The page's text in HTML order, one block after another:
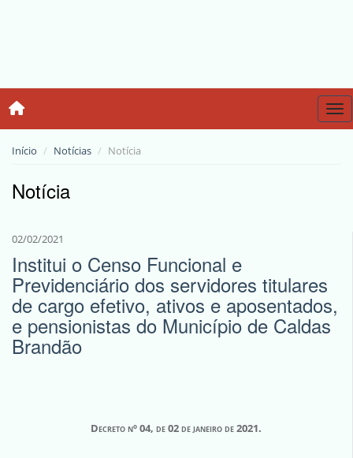
Início Notícias Notícia
Notícia
02/02/2021
Institui o Censo Funcional e
Previdenciário dos servidores titulares
de cargo efetivo, ativos e aposentados,
e pensionistas do Município de Caldas
Brandão
Decreto nº 04, de 02 de janeiro de 2021.